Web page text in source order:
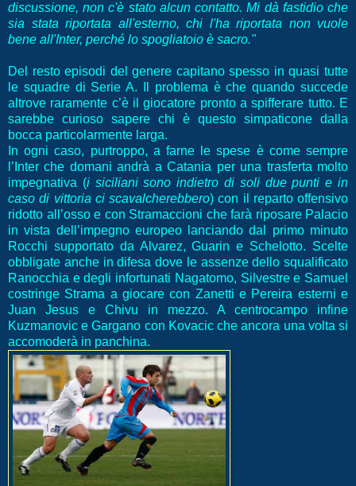
discussione, non c'è stato alcun contatto. Mi dà fastidio che
sia stata riportata all'esterno, chi l'ha riportata non vuole
bene all'Inter, perché lo spogliatoio è sacro."
Del resto episodi del genere capitano spesso in quasi tutte
le squadre di Serie A. Il problema è che quando succede
altrove raramente c’è il giocatore pronto a spifferare tutto. E
sarebbe curioso sapere chi è questo simpaticone dalla
bocca particolarmente larga.
In ogni caso, purtroppo, a farne le spese è come sempre
l’Inter che domani andrà a Catania per una trasferta molto
impegnativa (i siciliani sono indietro di soli due punti e in
caso di vittoria ci scavalcherebbero) con il reparto offensivo
ridotto all’osso e con Stramaccioni che farà riposare Palacio
in vista dell’impegno europeo lanciando dal primo minuto
Rocchi supportato da Alvarez, Guarin e Schelotto. Scelte
obbligate anche in difesa dove le assenze dello squalificato
Ranocchia e degli infortunati Nagatomo, Silvestre e Samuel
costringe Strama a giocare con Zanetti e Pereira esterni e
Juan Jesus e Chivu in mezzo. A centrocampo infine
Kuzmanovic e Gargano con Kovacic che ancora una volta si
accomoderà in panchina.